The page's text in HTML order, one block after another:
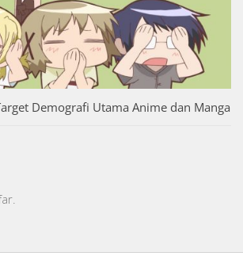
Demografi Utama Anime dan Manga